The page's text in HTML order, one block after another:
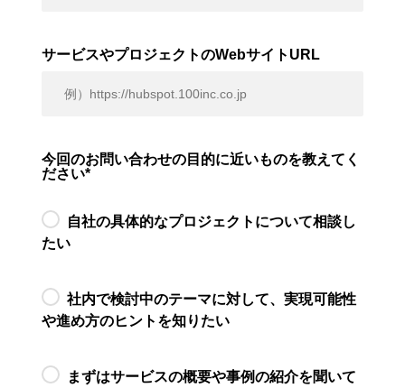
サービスやプロジェクトのWebサイトURL
今回のお問い合わせの目的に近いものを教えてく
ださい*
自社の具体的なプロジェクトについて相談し
たい
社内で検討中のテーマに対して、実現可能性
や進め方のヒントを知りたい
まずはサービスの概要や事例の紹介を聞いて